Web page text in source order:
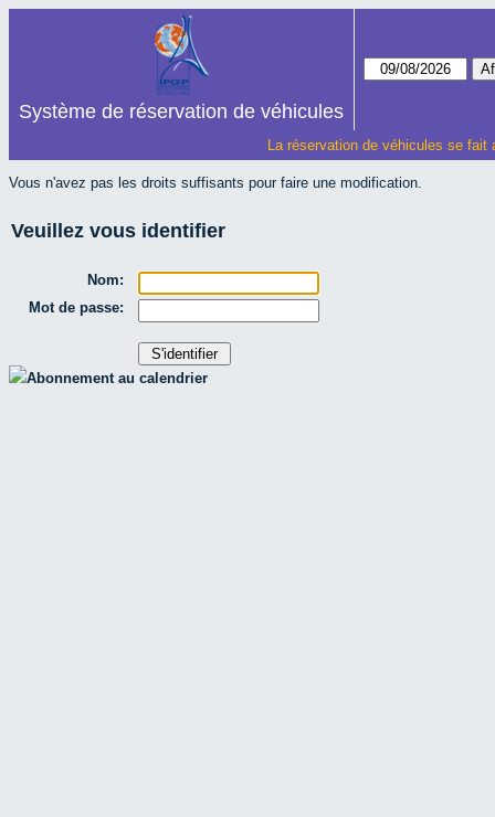
Système de réservation de véhicules
La réservation de véhicules se
Vous n'avez pas les droits suffisants pour faire une modification.
Veuillez vous identifier
Nom:
Mot de passe:
Abonnement au calendrier